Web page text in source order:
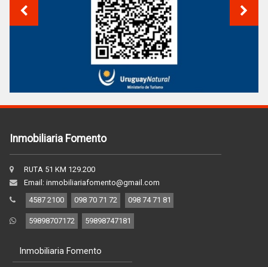
Inmobiliaria Fomento
RUTA 51 KM 129.200
Email: inmobiliariafomento@gmail.com
4587 2100
098 70 71 72 098 74 71 81
59898707172 59898747181
Inmobiliaria Fomento